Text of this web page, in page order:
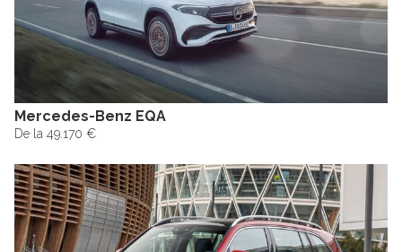
Mercedes-Benz EQA
De la 49.170 €